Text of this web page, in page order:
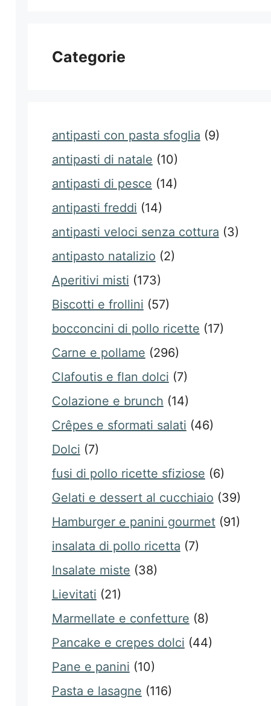
Categorie
antipasti con pasta sfoglia (9)
antipasti di natale (10)
antipasti di pesce (14)
antipasti freddi (14)
antipasti veloci senza cottura (3)
antipasto natalizio (2)
Aperitivi misti (173)
Biscotti e frollini (57)
bocconcini di pollo ricette (17)
Carne e pollame (296)
Clafoutis e flan dolci (7)
Colazione e brunch (14)
Crêpes e sformati salati (46)
Dolci (7)
fusi di pollo ricette sfiziose (6)
Gelati e dessert al cucchiaio (39)
Hamburger e panini gourmet(91)
insalata di pollo ricetta (7)
Insalate miste (38)
Lievitati (21)
Marmellate e confetture (8)
Pancake e crepes dolci (44)
Pane e panini (10)
Pasta e lasagne (116)